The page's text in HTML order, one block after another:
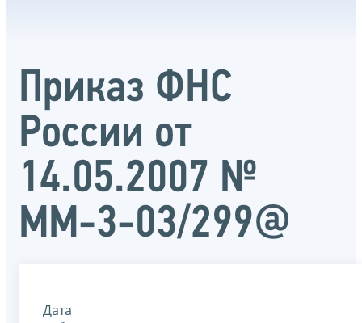
Приказ ФНС
России от
14.05.2007 №
ММ-3-03/299@
Дата